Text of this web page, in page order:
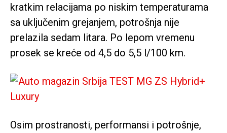
kratkim relacijama po niskim temperaturama
sa uključenim grejanjem, potrošnja nije
prelazila sedam litara. Po lepom vremenu
prosek se kreće od 4,5 do 5,5 l/100 km.
Osim prostranosti, performansi i potrošnje,